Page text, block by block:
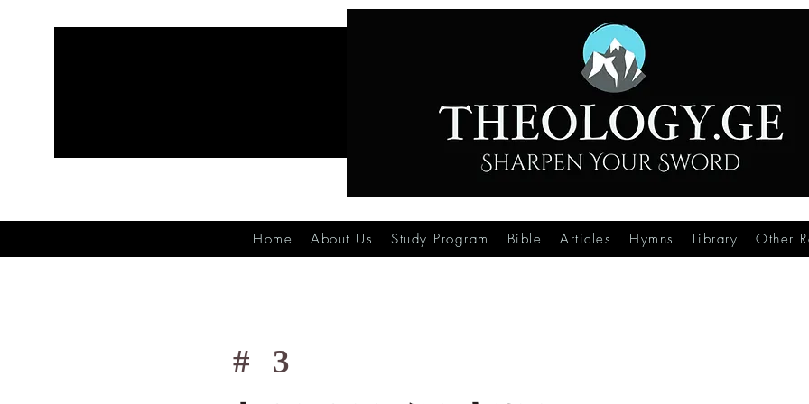
Home About Us Study Program Bible Articles Hymns Library Other
3
#